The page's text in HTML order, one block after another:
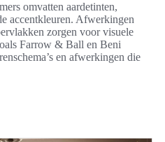
omvatten aardetinten,
accentkleuren. Afwerkingen
zorgen voor visuele
Farrow & Ball en Beni
en afwerkingen die